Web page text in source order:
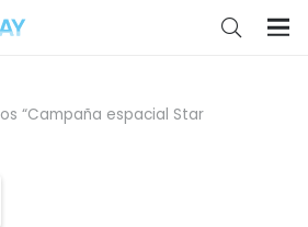
“Campaña espacial Star